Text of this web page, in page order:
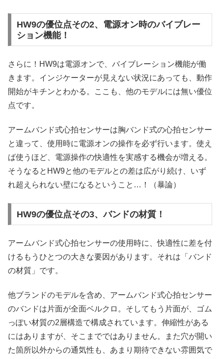
HW9の優位点その2、電源オン時のバイブレー
ション機能！
さらに！HW9は電源オンで、バイブレーション機能が働
きます。インジケーターが見えない状況にあっても、動作
開始がキチンとわかる。ここも、他のモデルには無い優位
点です。
アームバンド式心拍センサーは胸バンド式の心拍センサー
と違って、使用時に電源オンの操作を必ず行います。使え
ば使うほど、電源操作の快適性を実感する機会が増える。
そうなるとHW9と他のモデルとの差は広がり続け、いず
れ超えられない壁になるということ…！（暴論）
HW9の優位点その3、バンドの材質！
アームバンド式心拍センサーの使用時に、快適性に差を付
けるもうひとつの大きな要因があります。それは「バンド
の材質」です。
他ブランドのモデルを含め、アームバンド式心拍センサー
のバンドは片面が全面ベルクロ。そしてもう片面が、ゴム
っぽい材質の2層構造で構成されています。伸縮性がある
にはありますが、そこまでではありません。また穴が開い
た箇所以外からの通気性も、あまり期待できない雰囲気で